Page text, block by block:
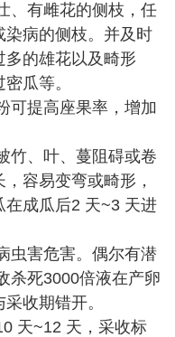
、有雌花的侧枝，任
病的侧枝。并及时
的雄花以及畸形
瓜等。
可提高座果率，增加
竹、叶、蔓阻碍或卷
容易变弯或畸形，
在成瓜后2 天~3 天进
虫害危害。偶尔有潜
杀死3000倍液在产卵
收期错开。
天~12 天，采收标